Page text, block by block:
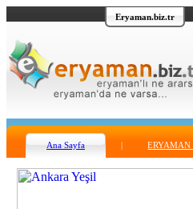
Eryaman.biz.tr
Ana Sayfa